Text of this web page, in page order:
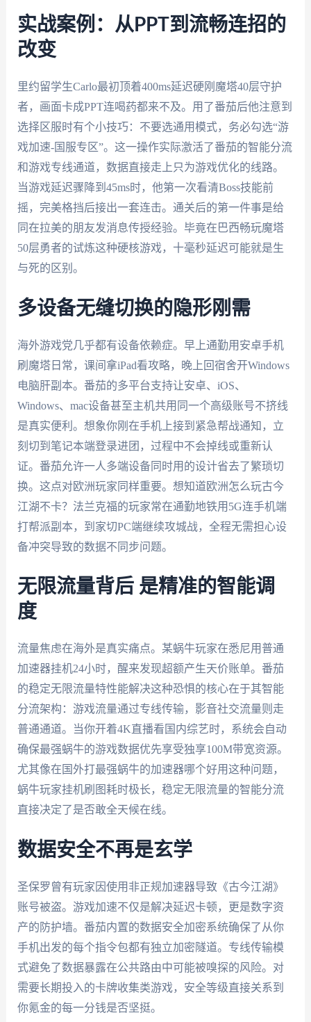
实战案例：从PPT到流畅连招的
改变
里约留学生Carlo最初顶着400ms延迟硬刚魔塔40层守护
者，画面卡成PPT连喝药都来不及。用了番茄后他注意到
选择区服时有个小技巧：不要选通用模式，务必勾选“游
戏加速-国服专区”。这一操作实际激活了番茄的智能分流
和游戏专线通道，数据直接走上只为游戏优化的线路。
当游戏延迟骤降到45ms时，他第一次看清Boss技能前
摇，完美格挡后接出一套连击。通关后的第一件事是给
同在拉美的朋友发消息传授经验。毕竟在巴西畅玩魔塔
50层勇者的试炼这种硬核游戏，十毫秒延迟可能就是生
与死的区别。
多设备无缝切换的隐形刚需
海外游戏党几乎都有设备依赖症。早上通勤用安卓手机
刷魔塔日常，课间拿iPad看攻略，晚上回宿舍开Windows
电脑肝副本。番茄的多平台支持让安卓、iOS、
Windows、mac设备甚至主机共用同一个高级账号不挤线
是真实便利。想象你刚在手机上接到紧急帮战通知，立
刻切到笔记本端登录进团，过程中不会掉线或重新认
证。番茄允许一人多端设备同时用的设计省去了繁琐切
换。这点对欧洲玩家同样重要。想知道欧洲怎么玩古今
江湖不卡？法兰克福的玩家常在通勤地铁用5G连手机端
打帮派副本，到家切PC端继续攻城战，全程无需担心设
备冲突导致的数据不同步问题。
无限流量背后 是精准的智能调
度
流量焦虑在海外是真实痛点。某蜗牛玩家在悉尼用普通
加速器挂机24小时，醒来发现超额产生天价账单。番茄
的稳定无限流量特性能解决这种恐惧的核心在于其智能
分流架构：游戏流量通过专线传输，影音社交流量则走
普通通道。当你开着4K直播看国内综艺时，系统会自动
确保最强蜗牛的游戏数据优先享受独享100M带宽资源。
尤其像在国外打最强蜗牛的加速器哪个好用这种问题，
蜗牛玩家挂机刷图耗时极长，稳定无限流量的智能分流
直接决定了是否敢全天候在线。
数据安全不再是玄学
圣保罗曾有玩家因使用非正规加速器导致《古今江湖》
账号被盗。游戏加速不仅是解决延迟卡顿，更是数字资
产的防护墙。番茄内置的数据安全加密系统确保了从你
手机出发的每个指令包都有独立加密隧道。专线传输模
式避免了数据暴露在公共路由中可能被嗅探的风险。对
需要长期投入的卡牌收集类游戏，安全等级直接关系到
你氪金的每一分钱是否坚挺。